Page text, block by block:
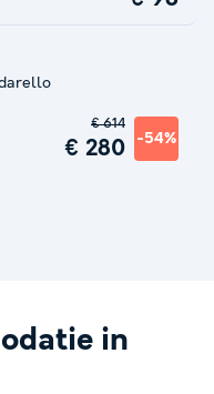
€ 280 -54%
€ 614
in